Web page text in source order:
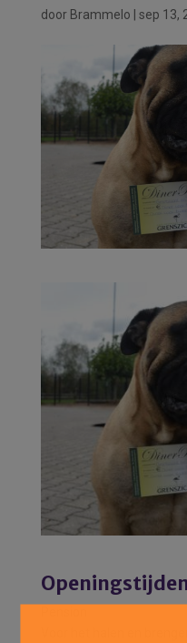
door Brammelo sep 13,
Voor het halen en